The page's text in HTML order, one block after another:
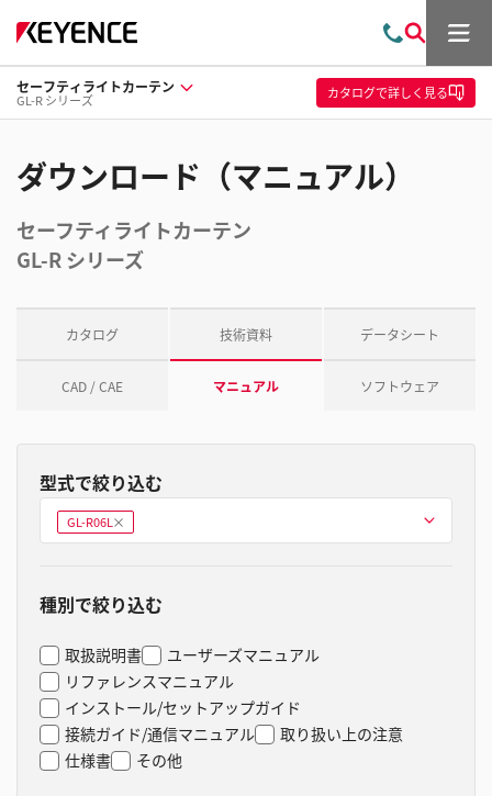
問
い
合
わ
索
メ
ュ
ー
セーフティライトカーテン
GL-R シリーズ カタログで詳しく見る
ダウンロード（マニュアル）
セーフティライトカーテン
GL-R シリーズ
カタログ 技術資料 データシート
CAD / CAE マニュアル ソフトウェア
型式で絞り込む
型式を選ぶ
GL-R06L削
除
種別で絞り込む
取扱説明書
ユーザーズマニュアル
リファレンスマニュアル
インストール/セットアップガイド
接続ガイド/通信マニュアル
取り扱い上の注意
仕様書
その他